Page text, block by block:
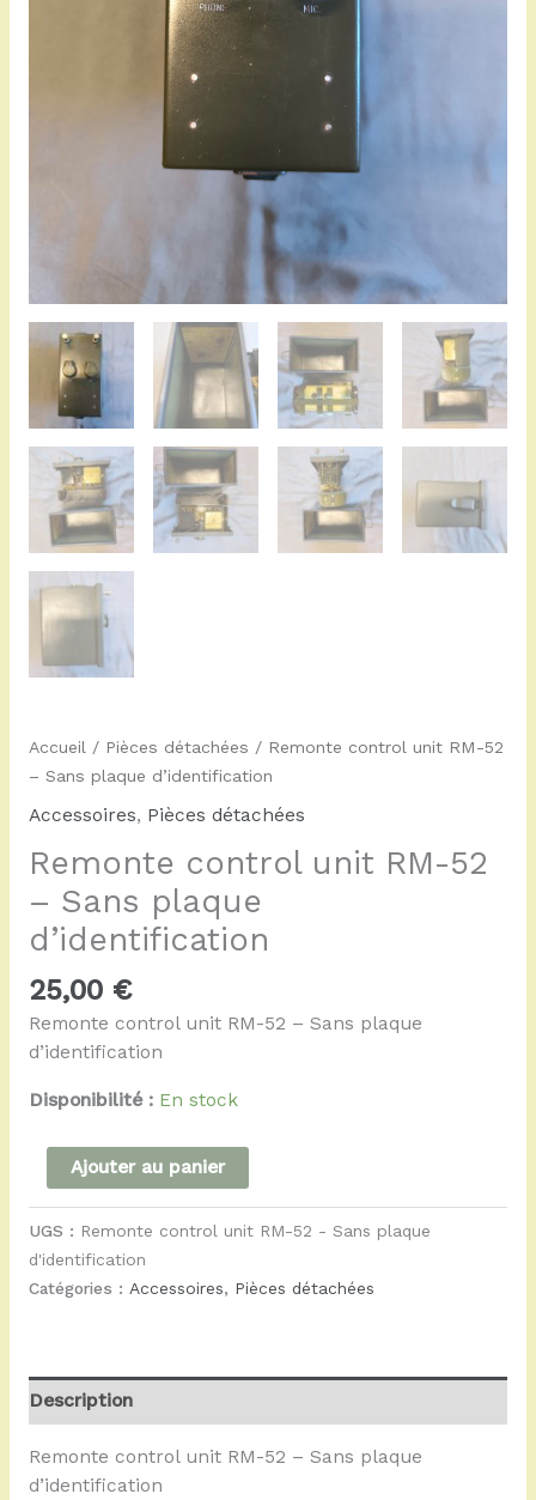
Accueil / Pièces détachées / Remonte control unit RM-52
– Sans plaque d’identification
Accessoires, Pièces détachées
Remonte control unit RM-52
– Sans plaque
d’identification
25,00 €
Remonte control unit RM-52 – Sans plaque
d’identification
Disponibilité : En stock
Ajouter au panier
UGS : Remonte control unit RM-52 - Sans plaque
d'identification
Catégories : Accessoires, Pièces détachées
Description
Remonte control unit RM-52 – Sans plaque
d’identification